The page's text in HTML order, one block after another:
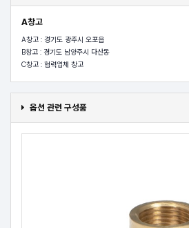
A창고
A창고 : 경기도 광주시 오포읍
B창고 : 경기도 남양주시 다산동
C창고 : 협력업체 창고
옵션 관련 구성품